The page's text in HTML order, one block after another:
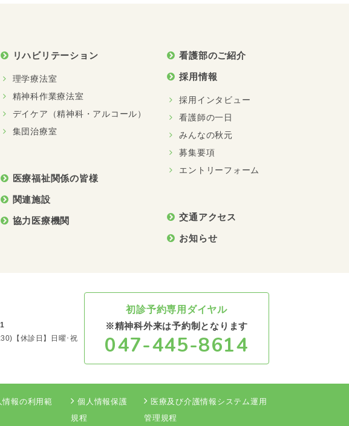
リハビリテーション
理学療法室
精神科作業療法室
デイケア（精神科・アルコール）
集団治療室
医療福祉関係の皆様
関連施設
協力医療機関
看護部のご紹介
採用情報
採用インタビュー
看護師の一日
みんなの秋元
募集要項
エントリーフォーム
交通アクセス
お知らせ
【休診日】日曜･祝
初診予約専用ダイヤル
※精神科外来は予約制となります
047-445-8614
報の利用範
個人情報保護
規程
医療及び介護情報システム運用
管理規程